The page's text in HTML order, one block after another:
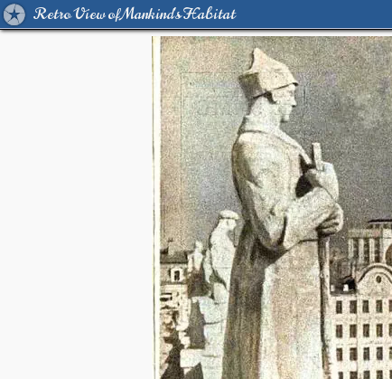
Retro View of Mankind's Habitat